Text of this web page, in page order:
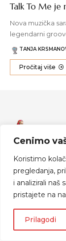
Cenimo
Koristimo
pregledanja,
i analizirali naš
pristajete na
Prilagodi
Talk To Me je
Nova muzička
legendarni
TANJA
Pročitaj više